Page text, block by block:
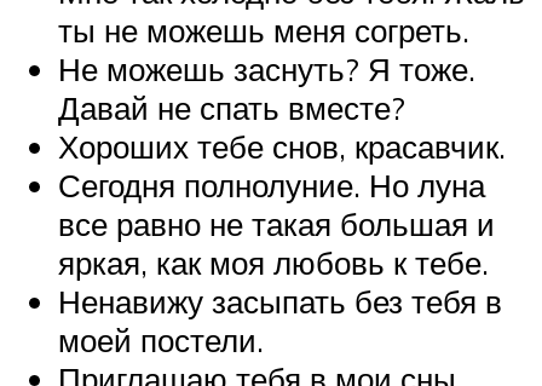
ты не можешь меня согреть.
Не можешь заснуть? Я тоже.
Давай не спать вместе?
Хороших тебе снов, красавчик.
Сегодня полнолуние. Но луна
все равно не такая большая и
яркая, как моя любовь к тебе.
Ненавижу засыпать без тебя в
моей постели.